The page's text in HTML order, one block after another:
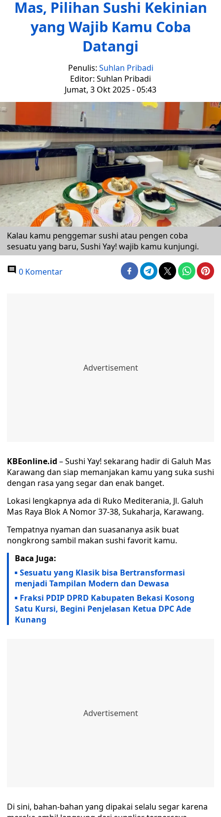
Mas, Pilihan Sushi Kekinian
yang Wajib Kamu Coba
Datangi
Penulis: Suhlan Pribadi
Editor: Suhlan Pribadi
Jumat, 3 Okt 2025 - 05:43
Kalau kamu penggemar sushi atau pengen coba
sesuatu yang baru, Sushi Yay! wajib kamu kunjungi.
0 Komentar
KBEonline.id – Sushi Yay! sekarang hadir di Galuh Mas
Karawang dan siap memanjakan kamu yang suka sushi
dengan rasa yang segar dan enak banget.
Lokasi lengkapnya ada di Ruko Mediterania, Jl. Galuh
Mas Raya Blok A Nomor 37-38, Sukaharja, Karawang.
Tempatnya nyaman dan suasananya asik buat
nongkrong sambil makan sushi favorit kamu.
Baca Juga:
Sesuatu yang Klasik bisa Bertransformasi
menjadi Tampilan Modern dan Dewasa
Fraksi PDIP DPRD Kabupaten Bekasi Kosong
Satu Kursi, Begini Penjelasan Ketua DPC Ade
Kunang
Di sini, bahan-bahan yang dipakai selalu segar karena